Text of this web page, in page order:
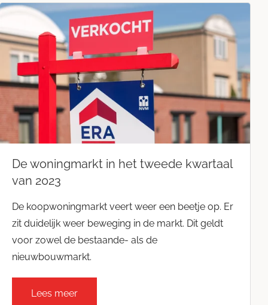
De woningmarkt in het tweede kwartaal
van 2023
De koopwoningmarkt veert weer een beetje op. Er
zit duidelijk weer beweging in de markt. Dit geldt
voor zowel de bestaande- als de
nieuwbouwmarkt.
Lees meer